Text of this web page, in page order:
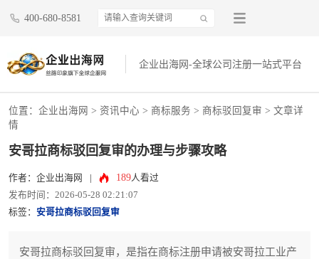
400-680-8581
企业出海网-全球公司注册一站式平台
位置： 企业出海网 > 资讯中心 > 商标服务 > 商标驳回复审 > 文章详
情
安哥拉商标驳回复审的办理与步骤攻略
作者：企业出海网 189人看过
发布时间：2026-05-28 02:21:07
标签： 安哥拉商标驳回复审
安哥拉商标驳回复审，是指在商标注册申请被安哥拉工业产